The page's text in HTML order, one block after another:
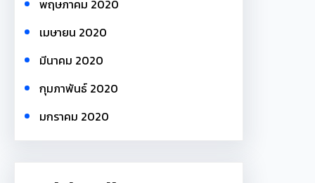
พฤษภาคม 2020
เมษายน 2020
มีนาคม 2020
กุมภาพันธ์ 2020
มกราคม 2020